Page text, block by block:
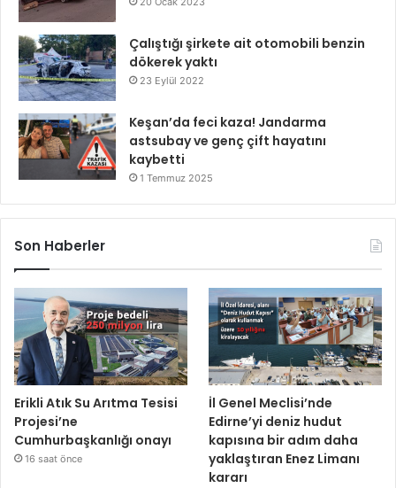
Çalıştığı şirkete ait otomobili benzin
dökerek yaktı
23 Eylül 2022
Keşan’da feci kaza! Jandarma
astsubay ve genç çift hayatını
kaybetti
1 Temmuz 2025
Son Haberler
Erikli Atık Su Arıtma Tesisi
Projesi’ne
Cumhurbaşkanlığı onayı
16 saat önce
İl Genel Meclisi’nde
Edirne’yi deniz hudut
kapısına bir adım daha
yaklaştıran Enez Limanı
kararı